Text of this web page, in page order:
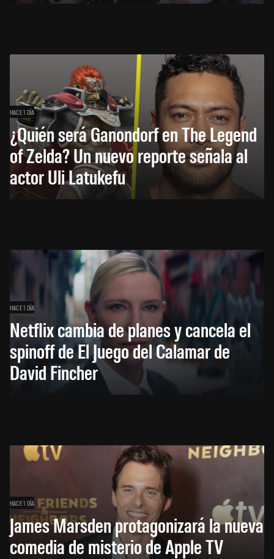
HACE 1 DÍA
¿Quién será Ganondorf en The Legend
of Zelda? Un nuevo reporte señala al
actor Uli Latukefu
HACE 1 DÍA
Netflix cambia de planes y cancela el
spinoff de El Juego del Calamar de
David Fincher
HACE 1 DÍA
James Marsden protagonizará la nueva
comedia de misterio de Apple TV